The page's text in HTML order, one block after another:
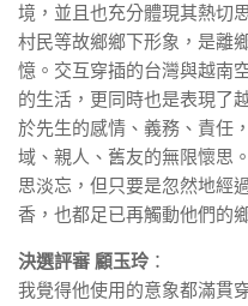
境，並且也充分體現其熱切
村民等故鄉鄉下形象，是離
憶。交互穿插的台灣與越南
的生活，更同時也是表現了
於先生的感情、義務、責任
域、親人、舊友的無限懷思
思淡忘，但只要是忽然地經
香，也都足已再觸動他們的
決選評審 顧玉玲 ：
我覺得他使用的意象都滿貫